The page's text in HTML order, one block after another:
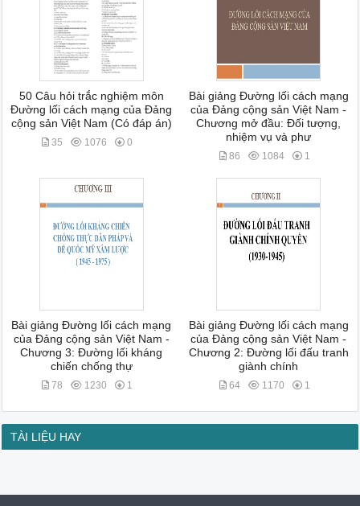
50 Câu hỏi trắc nghiệm môn
Đường lối cách mạng của Đảng
cộng sản Việt Nam (Có đáp án)
35 1076 0
Bài giảng Đường lối cách mạng
của Đảng cộng sản Việt Nam -
Chương mở đầu: Đối tượng,
nhiệm vụ và phư
86 1084 1
Bài giảng Đường lối cách mạng
của Đảng cộng sản Việt Nam -
Chương 3: Đường lối kháng
chiến chống thự
78 1230 1
Bài giảng Đường lối cách mạng
của Đảng cộng sản Việt Nam -
Chương 2: Đường lối đấu tranh
giành chính
64 1170 1
TÀI LIỆU HAY